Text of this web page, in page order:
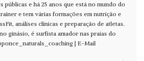
públicas e há 25 anos que está no mundo do
e tem várias formações em nutrição e
análises clínicas e preparação de atletas.
ginásio, é surfista amador nas praias do
| E-Mail